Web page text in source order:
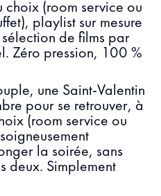
choix (room service ou
playlist sur mesure
sélection de films par
Zéro pression, 100 %
une Saint-Valentin
pour se retrouver, à
(room service ou
la soirée, sans
deux. Simplement